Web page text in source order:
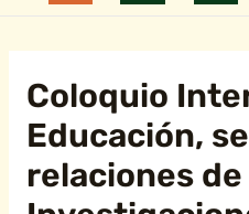
Coloquio
Educación,
relaciones